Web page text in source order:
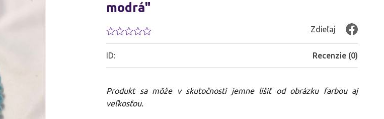
modrá"
Hodnotenie
0.01
z
5
Zdieľaj
ID: Recenzie (0)
Produkt sa môže v skutočnosti jemne líšiť od obrázku farbou aj
veľkosťou.